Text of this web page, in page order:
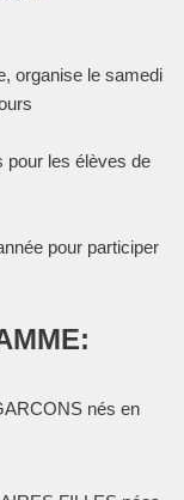
organise le samedi
pour les élèves de
pour participer
nés en